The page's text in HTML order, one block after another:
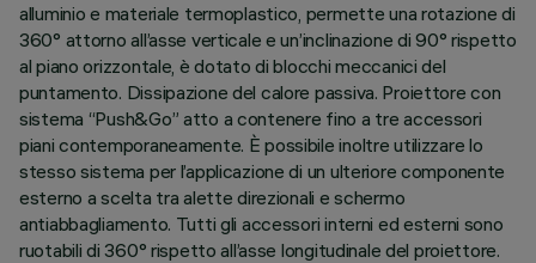
alluminio e materiale termoplastico, permette una rotazione di
360° attorno all’asse verticale e un’inclinazione di 90° rispetto
al piano orizzontale, è dotato di blocchi meccanici del
puntamento. Dissipazione del calore passiva. Proiettore con
sistema “Push&Go” atto a contenere fino a tre accessori
piani contemporaneamente. È possibile inoltre utilizzare lo
stesso sistema per l’applicazione di un ulteriore componente
esterno a scelta tra alette direzionali e schermo
antiabbagliamento. Tutti gli accessori interni ed esterni sono
ruotabili di 360° rispetto all’asse longitudinale del proiettore.